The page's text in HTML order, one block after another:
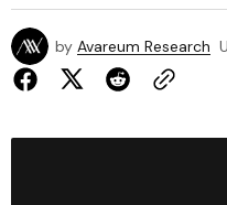
by Avareum Research